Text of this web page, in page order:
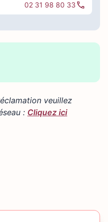
02 31 98 80 33
×
veuillez
: Cliquez ici